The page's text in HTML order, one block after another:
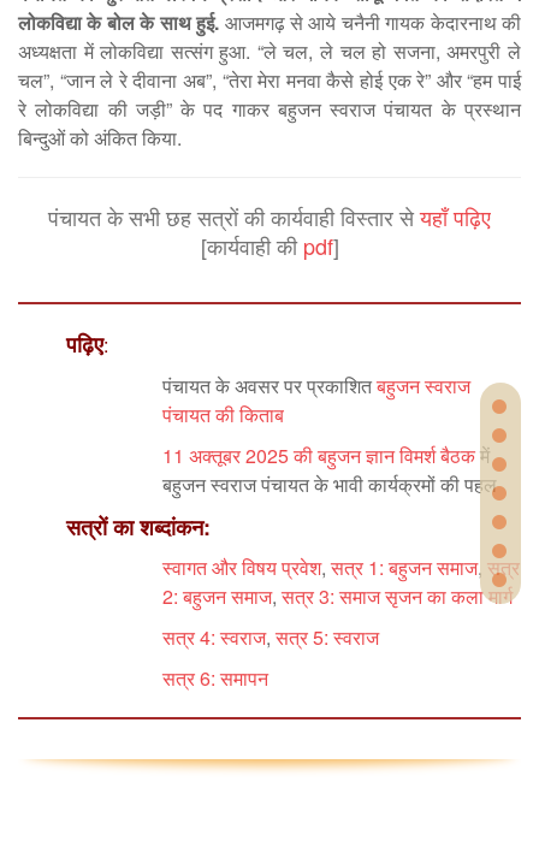
लोकविद्या के बोल के साथ हुई. आजमगढ़ से आये चनैनी गायक केदारनाथ की
अध्यक्षता में लोकविद्या सत्संग हुआ. “ले चल, ले चल हो सजना, अमरपुरी ले
चल”, “जान ले रे दीवाना अब”, “तेरा मेरा मनवा कैसे होई एक रे” और “हम पाई
रे लोकविद्या की जड़ी” के पद गाकर बहुजन स्वराज पंचायत के प्रस्थान
बिन्दुओं को अंकित किया.
पंचायत के सभी छह सत्रों की कार्यवाही विस्तार सेयहाँ पढ़िए
[कार्यवाही कीpdf]
पढ़िए:
पंचायत के अवसर पर प्रकाशितबहुजन स्वराज
पंचायत की किताब
11 अक्तूबर 2025 की बहुजन ज्ञान विमर्श बैठकमें
बहुजन स्वराज पंचायत के भावी कार्यक्रमों की पहल
सत्रों का शब्दांकन:
स्वागत और विषय प्रवेश, सत्र 1: बहुजन समाज, सत्र
2: बहुजन समाज, सत्र 3: समाज सृजन का कला मार्ग
सत्र 4: स्वराज, सत्र 5: स्वराज
सत्र 6: समापन